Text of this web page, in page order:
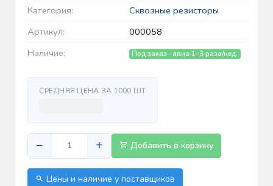
Категория:
Сквозные резисторы
Артикул:
000058
Наличие:
Под заказ · авиа 1–3 раза/нед.
СРЕДНЯЯ ЦЕНА ЗА 1000 ШТ
− + Добавить в корзину
Цены и наличие у поставщиков